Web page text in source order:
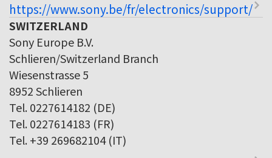
https://www.sony.be/fr/electronics/support/
SWITZERLAND
Sony Europe B.V.
Schlieren/Switzerland Branch
Wiesenstrasse 5
8952 Schlieren
Tel. 0227614182 (DE)
Tel. 0227614183 (FR)
Tel. +39 269682104 (IT)